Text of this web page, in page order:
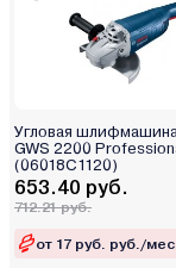
Угловая
GWS 2200
(06018C1120)
653.40 руб.
712.21 руб.
от 17 руб. руб./мес.